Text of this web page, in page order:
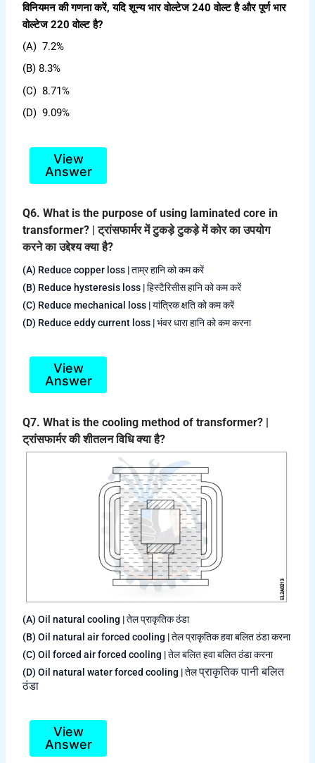
विनियमन की गणना करें, यदि शून्य भार वोल्टेज 240 वोल्ट है और पूर्ण भार
वोल्टेज 220 वोल्ट है?
(A) 7.2%
(B) 8.3%
(C) 8.71%
(D) 9.09%
View
Answer
Q6. What is the purpose of using laminated core in
transformer? | ट्रांसफार्मर में टुकड़े टुकड़े में कोर का उपयोग
करने का उद्देश्य क्या है?
(A) Reduce copper loss | ताम्र हानि को कम करें
(B) Reduce hysteresis loss | हिस्टैरिसीस हानि को कम करें
(C) Reduce mechanical loss | यांत्रिक क्षति को कम करें
(D) Reduce eddy current loss | भंवर धारा हानि को कम करना
View
Answer
Q7. What is the cooling method of transformer? |
ट्रांसफार्मर की शीतलन विधि क्या है?
(A) Oil natural cooling | तेल प्राकृतिक ठंडा
(B) Oil natural air forced cooling | तेल प्राकृतिक हवा बलित ठंडा करना
(C) Oil forced air forced cooling | तेल बलित हवा बलित ठंडा करना
(D) Oil natural water forced cooling | तेलप्राकृतिक पानी बलित
ठंडा
View
Answer